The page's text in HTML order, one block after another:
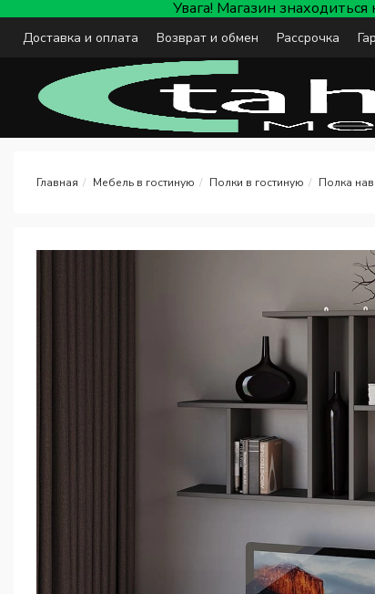
Увага! Магазин
Доставка и оплата Возврат и обмен Рассрочка
Мебель в гостиную Полки в гостиную Полка